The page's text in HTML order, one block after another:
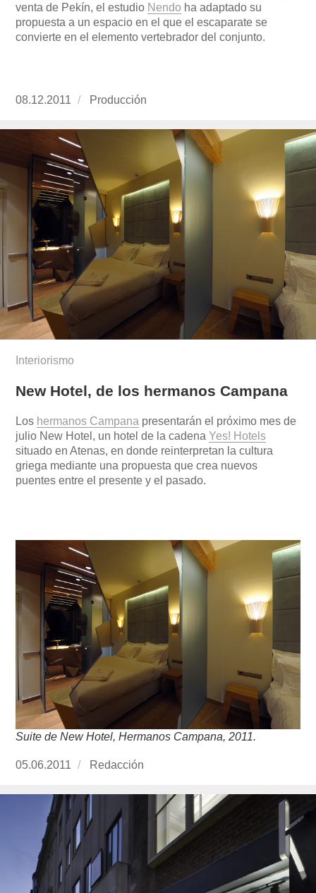
venta de Pekín, el estudio Nendo ha adaptado su
propuesta a un espacio en el que el escaparate se
convierte en el elemento vertebrador del conjunto.
Publicado
08.12.2011 https://www.experimenta.es/author/
Producción
Interiorismo
New Hotel, de los hermanos Campana
Los hermanos Campana presentarán el próximo mes de
julio New Hotel, un hotel de la cadenaYes! Hotels
situado en Atenas, en donde reinterpretan la cultura
griega mediante una propuesta que crea nuevos
puentes entre el presente y el pasado.
Suite de New Hotel, Hermanos Campana, 2011.
Publicado
05.06.2011 https://www.experimenta.es/author/redaccion/
Redacción